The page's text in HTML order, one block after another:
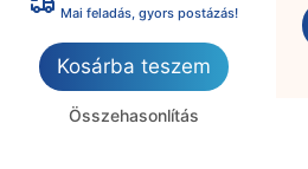
Mai feladás, gyors postázás!
Kosárba teszem
Összehasonlítás